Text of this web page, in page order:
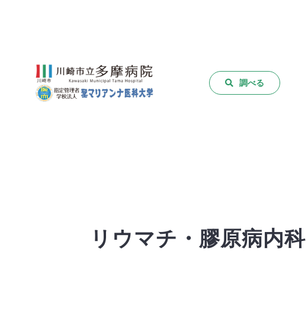
調べる
リウマチ・膠原病内科